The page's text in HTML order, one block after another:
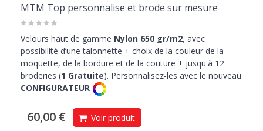
MTM Top personnalise et brode sur mesure
Velours haut de gamme Nylon 650 gr/m2, avec
possibilité d’une talonnette + choix de la couleur de la
moquette, de la bordure et de la couture + jusqu'à 12
broderies (1 Gratuite). Personnalisez-les avec le nouveau
CONFIGURATEUR
60,00 € Voir produit